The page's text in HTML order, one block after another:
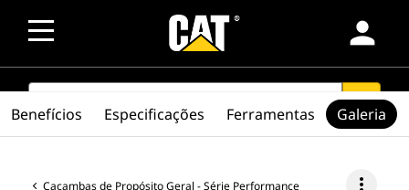
person
SEARCH search
Caçambas de Propósito Geral - Série Performance more_vert
Benefícios Especificações Ferramentas Galeria